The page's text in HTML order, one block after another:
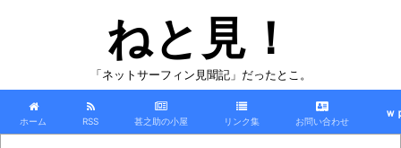
ねと見！
「ネットサーフィン見聞記」だったとこ。
ホーム RSS 甚之助の小屋 リンク集 お問い合わせ
ｗ